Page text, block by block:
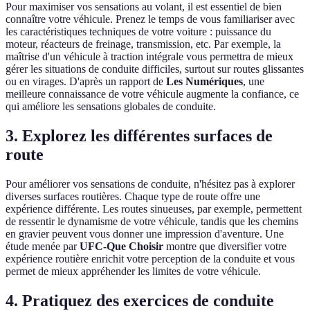
Pour maximiser vos sensations au volant, il est essentiel de bien
connaître votre véhicule. Prenez le temps de vous familiariser avec
les caractéristiques techniques de votre voiture : puissance du
moteur, réacteurs de freinage, transmission, etc. Par exemple, la
maîtrise d'un véhicule à traction intégrale vous permettra de mieux
gérer les situations de conduite difficiles, surtout sur routes glissantes
ou en virages. D'après un rapport de Les Numériques, une
meilleure connaissance de votre véhicule augmente la confiance, ce
qui améliore les sensations globales de conduite.
3. Explorez les différentes surfaces de
route
Pour améliorer vos sensations de conduite, n'hésitez pas à explorer
diverses surfaces routières. Chaque type de route offre une
expérience différente. Les routes sinueuses, par exemple, permettent
de ressentir le dynamisme de votre véhicule, tandis que les chemins
en gravier peuvent vous donner une impression d'aventure. Une
étude menée parUFC-Que Choisir montre que diversifier votre
expérience routière enrichit votre perception de la conduite et vous
permet de mieux appréhender les limites de votre véhicule.
4. Pratiquez des exercices de conduite